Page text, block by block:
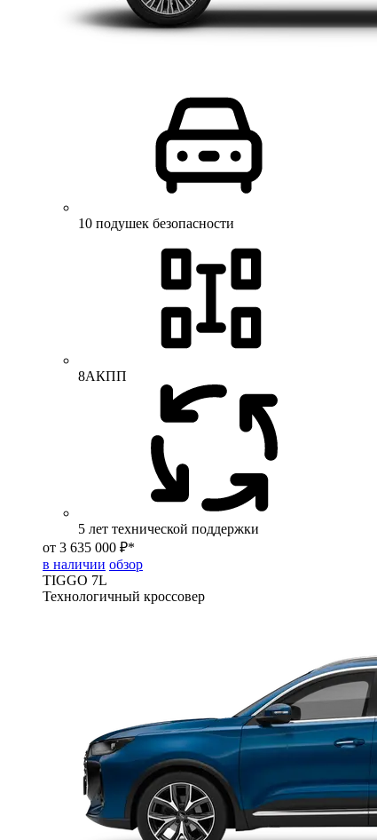
10 подушек безопасности
8АКПП
5 лет технической поддержки
от 3 635 000 ₽*
в наличии обзор
TIGGO 7L
Технологичный кроссовер